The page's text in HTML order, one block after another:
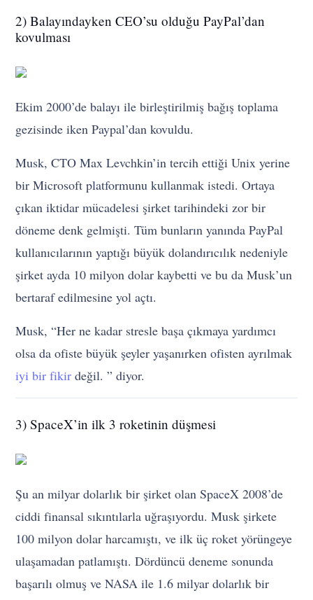
2) Balayındayken CEO’su olduğu PayPal’dan
kovulması
Ekim 2000’de balayı ile birleştirilmiş bağış toplama
gezisinde iken Paypal’dan kovuldu.
Musk, CTO Max Levchkin’in tercih ettiği Unix yerine
bir Microsoft platformunu kullanmak istedi. Ortaya
çıkan iktidar mücadelesi şirket tarihindeki zor bir
döneme denk gelmişti. Tüm bunların yanında PayPal
kullanıcılarının yaptığı büyük dolandırıcılık nedeniyle
şirket ayda 10 milyon dolar kaybetti ve bu da Musk’un
bertaraf edilmesine yol açtı.
Musk, “Her ne kadar stresle başa çıkmaya yardımcı
olsa da ofiste büyük şeyler yaşanırken ofisten ayrılmak
iyi bir fikir değil. ” diyor.
3) SpaceX’in ilk 3 roketinin düşmesi
Şu an milyar dolarlık bir şirket olan SpaceX 2008’de
ciddi finansal sıkıntılarla uğraşıyordu. Musk şirkete
100 milyon dolar harcamıştı, ve ilk üç roket yörüngeye
ulaşamadan patlamıştı. Dördüncü deneme sonunda
başarılı olmuş ve NASA ile 1.6 milyar dolarlık bir